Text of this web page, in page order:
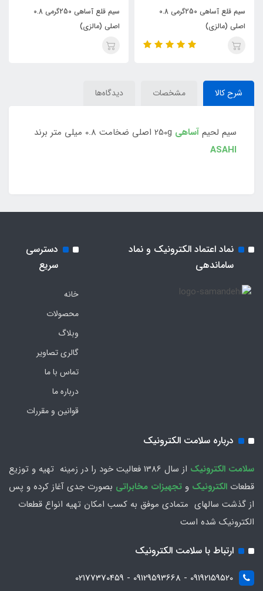
سیم قلع آساهی 250گرمی 0.8
اصلی (مالزی)
سیم قلع آساهی 250گرمی 0.8
اصلی (مالزی)
شرح کالا مشخصات دیدگاه‌ها
سیم لحیم آساهی 250g اصلی ضخامت 0.8 میلی متر برند
ASAHI
نماد اعتماد الکترونیک و نماد
ساماندهی
دسترسی
سریع
خانه
محصولات
وبلاگ
گالری تصاویر
تماس با ما
درباره ما
قوانین و مقررات
درباره سلامت الکترونیک
سلامت الكترونيك
از سال 1386 فعاليت خود را در زمينه تهيه و توزیع
قطعات الکترونیک و تجهیزات مخابراتی بصورت جدي آغاز كرده و پس
از گذشت سالهاي متمادي موفق به کسب امکان تهیه انواع قطعات
الکترونیک شده است
ارتباط با سلامت الکترونیک
09192159520 - 09129593668 - 02177370459